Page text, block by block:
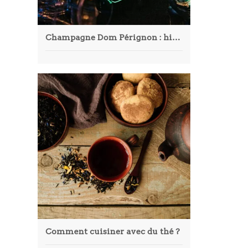
Champagne Dom Pérignon : histoire, cuvées, prix et secrets d’une icône millésimée
Comment cuisiner avec du thé ?